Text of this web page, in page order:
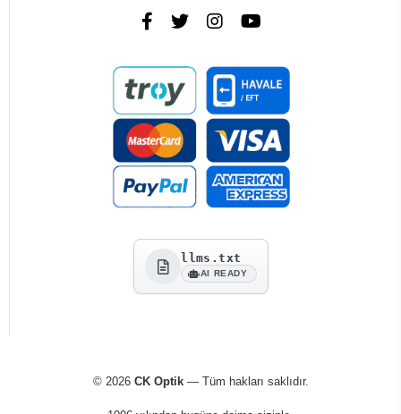
llms.txt
AI READY
© 2026 CK Optik— Tüm hakları saklıdır.